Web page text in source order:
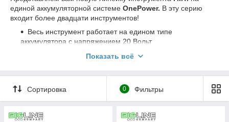
единой аккумуляторной системе OnePower. В эту серию
входит более двадцати инструментов!
Весь инструмент работает на едином типе
аккумулятора с напряжением 20 Вольт
Независимо от моделей, вы можете подобрать к
Зарядное устройство также универсально.
Аккумуляторы семейства
OnePowerоснащены
саморазряда и низкого заряда.
Показать всё
Сортировка 0 Фильтры